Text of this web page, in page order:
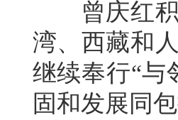
曾庆红积
湾、西藏和
继续奉行“与
固和发展同